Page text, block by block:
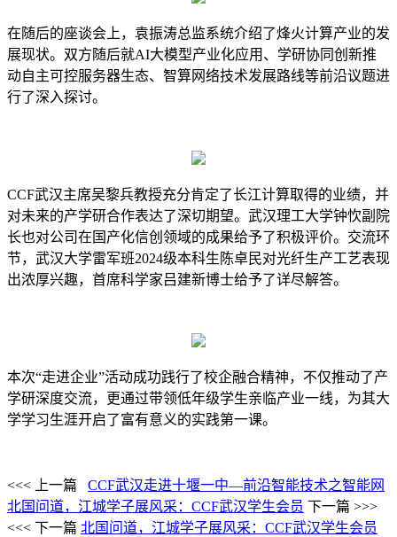
在随后的座谈会上，袁振涛总监系统介绍了烽火计算产业的发
展现状。双方随后就AI大模型产业化应用、学研协同创新推
动自主可控服务器生态、智算网络技术发展路线等前沿议题进
行了深入探讨。
CCF武汉主席吴黎兵教授充分肯定了长江计算取得的业绩，并
对未来的产学研合作表达了深切期望。武汉理工大学钟忺副院
长也对公司在国产化信创领域的成果给予了积极评价。交流环
节，武汉大学雷军班2024级本科生陈卓民对光纤生产工艺表现
出浓厚兴趣，首席科学家吕建新博士给予了详尽解答。
本次“走进企业”活动成功践行了校企融合精神，不仅推动了产
学研深度交流，更通过带领低年级学生亲临产业一线，为其大
学学习生涯开启了富有意义的实践第一课。
<<< 上一篇
CCF武汉走进十堰一中—前沿智能技术之智能网
北国问道，江城学子展风采：CCF武汉学生会员 下一篇 >>>
<<< 下一篇 北国问道，江城学子展风采：CCF武汉学生会员